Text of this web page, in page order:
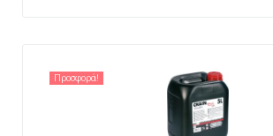
Προσφορά!